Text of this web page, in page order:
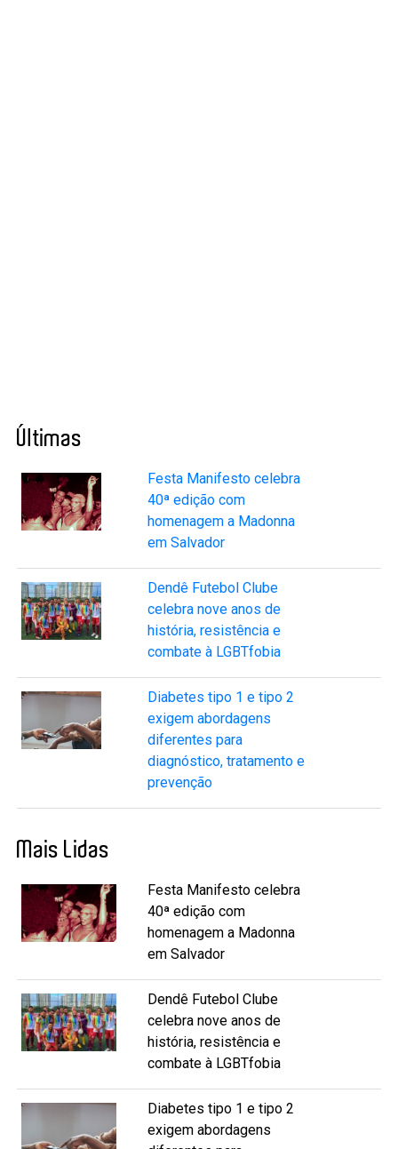
Últimas
Festa Manifesto celebra
40ª edição com
homenagem a Madonna
em Salvador
Dendê Futebol Clube
celebra nove anos de
história, resistência e
combate à LGBTfobia
Diabetes tipo 1 e tipo 2
exigem abordagens
diferentes para
diagnóstico, tratamento e
prevenção
Mais Lidas
Festa Manifesto celebra
40ª edição com
homenagem a Madonna
em Salvador
Dendê Futebol Clube
celebra nove anos de
história, resistência e
combate à LGBTfobia
Diabetes tipo 1 e tipo 2
exigem abordagens